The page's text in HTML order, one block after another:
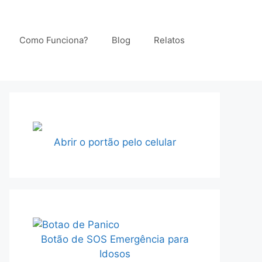
Como Funciona? Blog Relatos
Abrir o portão pelo celular
Botão de SOS Emergência para
Idosos